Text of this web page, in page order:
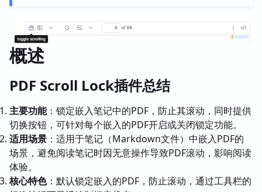
概述
PDF Scroll Lock插件总结
主要功能：锁定嵌入笔记中的PDF，防止其滚动，同时提供
切换按钮，可针对每个嵌入的PDF开启或关闭锁定功能。
适用场景 ：适用于笔记（Markdown文件）中嵌入PDF的
场景，避免阅读笔记时因无意操作导致PDF滚动，影响阅读
体验。
核心特色：默认锁定嵌入的PDF，防止滚动，通过工具栏的